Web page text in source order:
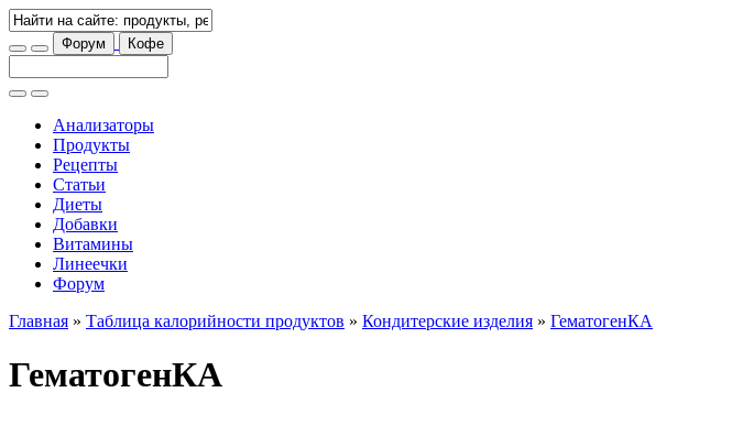
Форум Кофе
Анализаторы
Продукты
Рецепты
Статьи
Диеты
Добавки
Витамины
Линеечки
Форум
Главная » Таблица калорийности продуктов » Кондитерские изделия » ГематогенКА
ГематогенКА